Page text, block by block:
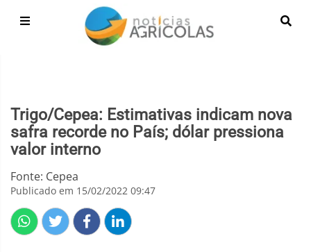
Trigo/Cepea: Estimativas indicam nova
safra recorde no País; dólar pressiona
valor interno
Fonte: Cepea
Publicado em 15/02/2022 09:47